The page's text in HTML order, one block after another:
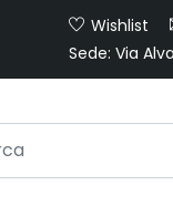
Wishlist
Sede: Via